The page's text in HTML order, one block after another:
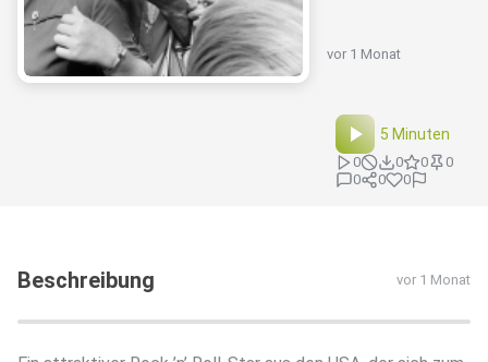
vor 1 Monat
5 Minuten
0 0 0
0
0
0 0
Beschreibung vor 1 Monat